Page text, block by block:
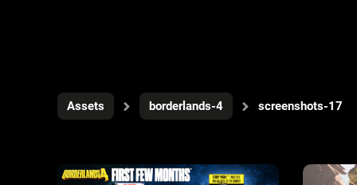
Assets borderlands-4 screenshots-17